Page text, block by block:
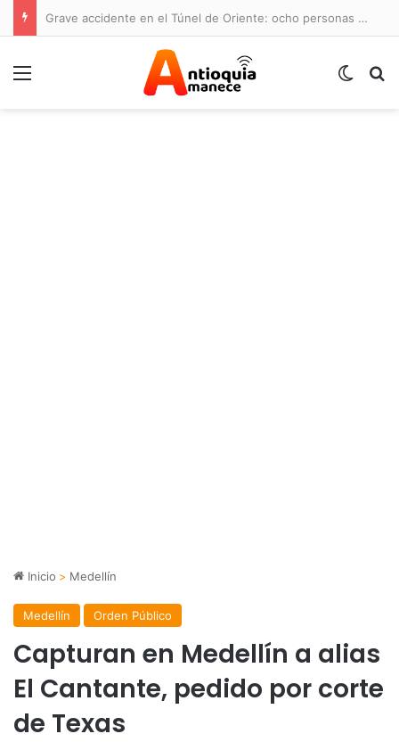
Grave accidente en el Túnel de Oriente: ocho personas lesionadas y cierre de la vía
Menú
Inicio > Medellín
Medellín Orden Público
Capturan en Medellín a alias
El Cantante, pedido por corte
de Texas